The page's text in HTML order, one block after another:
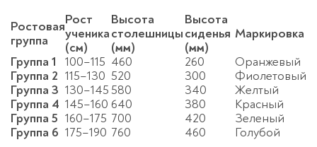
Ростовая
группа
Рост
ученика
(см)
Высота
столешницы
(мм)
Высота
сиденья
(мм)
Маркировка
Группа 1
100–115 460 260
Оранжевый
Группа 2 115–130 520 300
Фиолетовый
Группа 3 130–145580 340
Желтый
Группа 4 145–160 640 380
Красный
Группа 5 160–175 700 420
Зеленый
Группа 6 175–190 760 460 Голубой